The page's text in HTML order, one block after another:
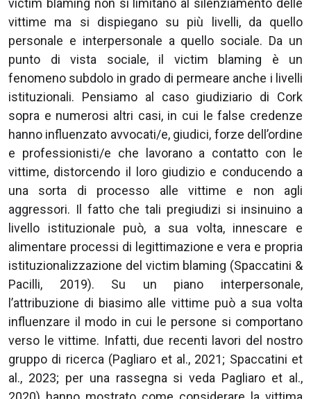
vittime ma si dispiegano su più livelli, da quello
personale e interpersonale a quello sociale. Da un
punto di vista sociale, il victim blaming è un
fenomeno subdolo in grado di permeare anche i livelli
istituzionali. Pensiamo al caso giudiziario di Cork
sopra e numerosi altri casi, in cui le false credenze
hanno influenzato avvocati/e, giudici, forze dell’ordine
e professionisti/e che lavorano a contatto con le
vittime, distorcendo il loro giudizio e conducendo a
una sorta di processo alle vittime e non agli
aggressori. Il fatto che tali pregiudizi si insinuino a
livello istituzionale può, a sua volta, innescare e
alimentare processi di legittimazione e vera e propria
istituzionalizzazione del victim blaming (Spaccatini &
Pacilli, 2019). Su un piano interpersonale,
l’attribuzione di biasimo alle vittime può a sua volta
influenzare il modo in cui le persone si comportano
verso le vittime. Infatti, due recenti lavori del nostro
gruppo di ricerca (Pagliaro et al., 2021; Spaccatini et
al., 2023; per una rassegna si veda Pagliaro et al.,